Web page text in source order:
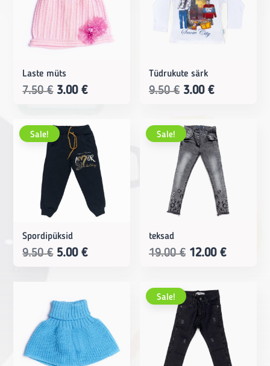
Laste müts
7.50€ Original
was:
7.50 €.
3.00€Current
is:
3.00 €.
Tüdrukute särk
9.50€ Original
was:
9.50 €.
3.00€Current
is:
3.00 €.
Sale!
Spordipüksid
9.50€ Original
9.50 €.
5.00€Current
5.00 €.
Sale!
teksad
19.00€ Original
was:
19.00 €.
12.00€Current
Sale!